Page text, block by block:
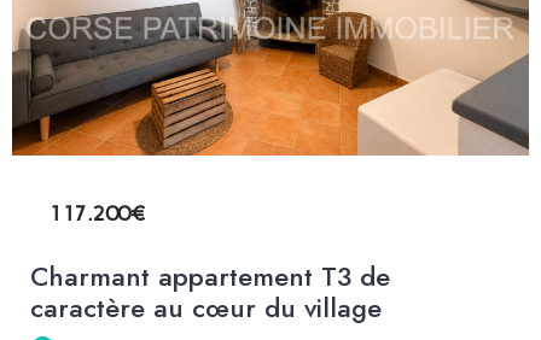
117.200€
Charmant appartement T3 de
caractère au cœur du village